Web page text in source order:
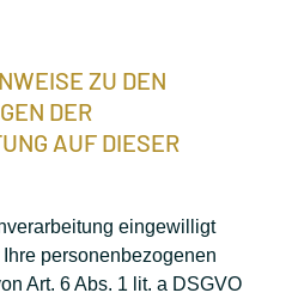
ZU DEN
DER
AUF DIESER
eingewilligt
personenbezogenen
Art. 6 Abs. 1 lit. a DSGVO